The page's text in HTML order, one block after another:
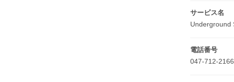
サービス名
Underground
電話番号
047-712-2166